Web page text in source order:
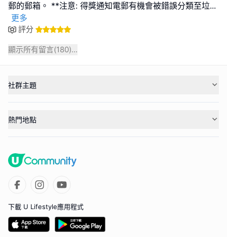
郵的郵箱。 **注意: 得獎通知電郵有機會被錯誤分類至垃...
更多
評分
顯示所有留言(180)...
社群主題
熱門地點
下載 U Lifestyle應用程式